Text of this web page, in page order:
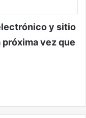
y sitio
vez que